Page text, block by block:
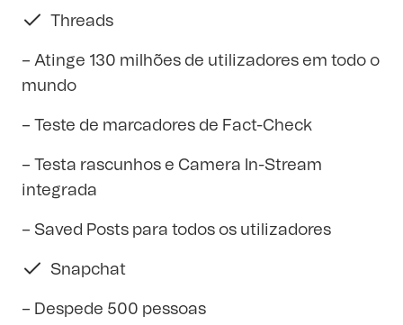
Threads
– Atinge 130 milhões de utilizadores em todo o
mundo
– Teste de marcadores de Fact-Check
– Testa rascunhos e Camera In-Stream
integrada
– Saved Posts para todos os utilizadores
Snapchat
– Despede 500 pessoas